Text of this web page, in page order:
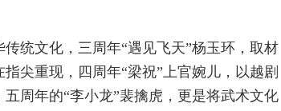
统文化，三周年“遇见飞天”杨玉环，取材
尖重现，四周年“梁祝”上官婉儿，以越剧
周年的“李小龙”裴擒虎，更是将武术文化